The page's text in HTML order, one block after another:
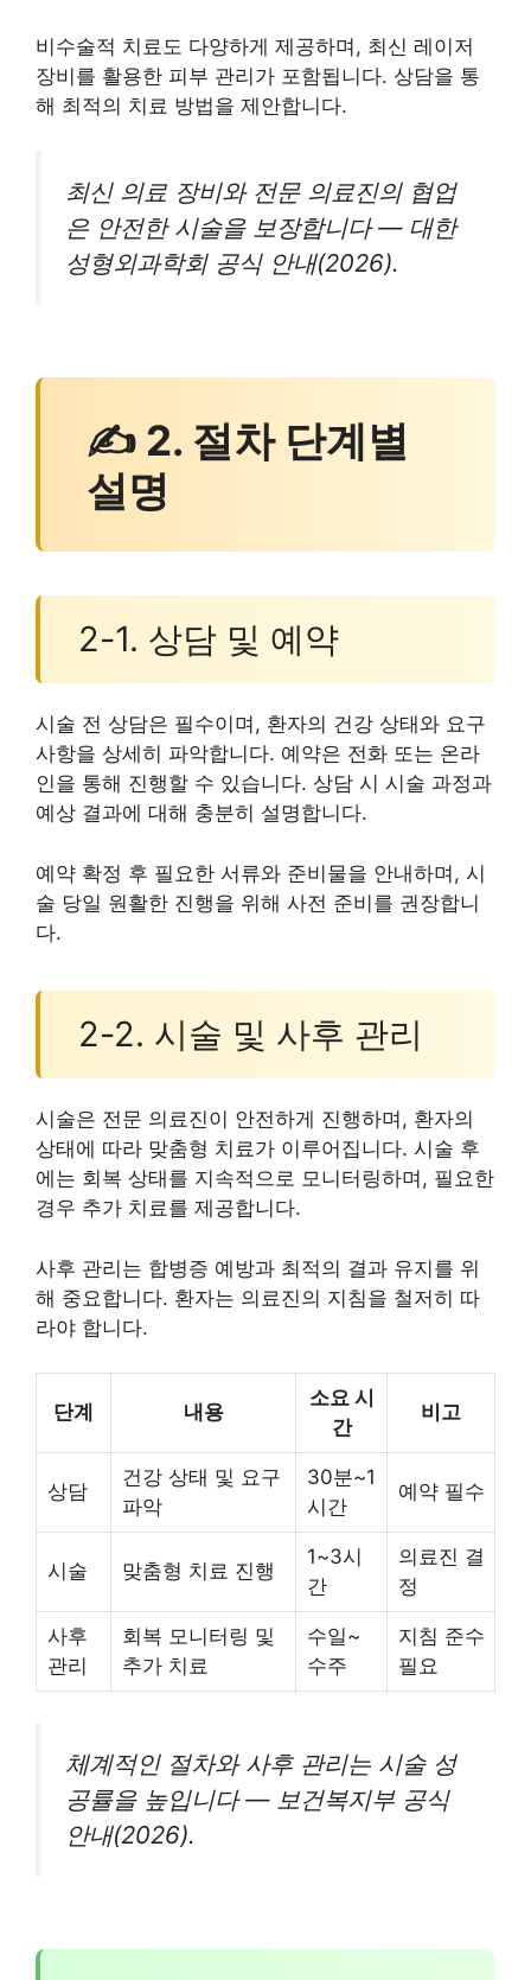
비수술적 치료도 다양하게 제공하며, 최신 레이저
장비를 활용한 피부 관리가 포함됩니다. 상담을 통
해 최적의 치료 방법을 제안합니다.
최신 의료 장비와 전문 의료진의 협업
은 안전한 시술을 보장합니다 — 대한
성형외과학회 공식 안내(2026).
✍ 2. 절차 단계별
설명
2-1. 상담 및 예약
시술 전 상담은 필수이며, 환자의 건강 상태와 요구
사항을 상세히 파악합니다. 예약은 전화 또는 온라
인을 통해 진행할 수 있습니다. 상담 시 시술 과정과
예상 결과에 대해 충분히 설명합니다.
예약 확정 후 필요한 서류와 준비물을 안내하며, 시
술 당일 원활한 진행을 위해 사전 준비를 권장합니
다.
2-2. 시술 및 사후 관리
시술은 전문 의료진이 안전하게 진행하며, 환자의
상태에 따라 맞춤형 치료가 이루어집니다. 시술 후
에는 회복 상태를 지속적으로 모니터링하며, 필요한
경우 추가 치료를 제공합니다.
사후 관리는 합병증 예방과 최적의 결과 유지를 위
해 중요합니다. 환자는 의료진의 지침을 철저히 따
라야 합니다.
단계 내용
소요 시
간
비고
상담
건강 상태 및 요구
파악
30분~1
시간
예약 필수
시술 맞춤형 치료 진행
1~3시
간
의료진 결
정
사후
관리
회복 모니터링 및
추가 치료
수일~
수주
지침 준수
필요
체계적인 절차와 사후 관리는 시술 성
공률을 높입니다 — 보건복지부 공식
안내(2026).